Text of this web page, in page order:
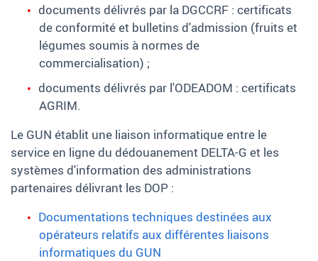
documents délivrés par la DGCCRF : certificats
de conformité et bulletins d'admission (fruits et
légumes soumis à normes de
commercialisation) ;
documents délivrés par l'ODEADOM : certificats
AGRIM.
Le GUN établit une liaison informatique entre le
service en ligne du dédouanement DELTA-G et les
systèmes d'information des administrations
partenaires délivrant les DOP :
Documentations techniques destinées aux
opérateurs relatifs aux différentes liaisons
informatiques du GUN